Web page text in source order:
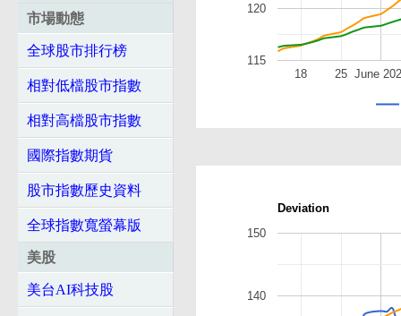
市場動態
全球股市排行榜
相對低檔股市指數
相對高檔股市指數
國際指數期貨
股市指數歷史資料
全球指數寬螢幕版
美股
美台AI科技股
June
18 25
115
120
Deviation
140
150